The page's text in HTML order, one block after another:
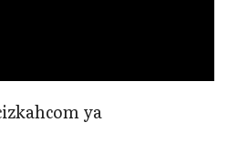
ya